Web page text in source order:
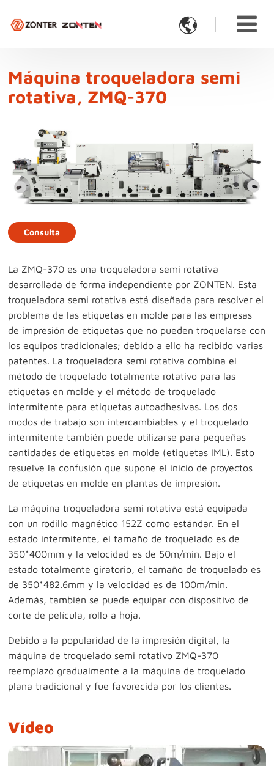

Máquina troqueladora semi
rotativa, ZMQ-370
Consulta
La ZMQ-370 es una troqueladora semi rotativa
desarrollada de forma independiente por ZONTEN. Esta
troqueladora semi rotativa está diseñada para resolver el
problema de las etiquetas en molde para las empresas
de impresión de etiquetas que no pueden troquelarse con
los equipos tradicionales; debido a ello ha recibido varias
patentes. La troqueladora semi rotativa combina el
método de troquelado totalmente rotativo para las
etiquetas en molde y el método de troquelado
intermitente para etiquetas autoadhesivas. Los dos
modos de trabajo son intercambiables y el troquelado
intermitente también puede utilizarse para pequeñas
cantidades de etiquetas en molde (etiquetas IML). Esto
resuelve la confusión que supone el inicio de proyectos
de etiquetas en molde en plantas de impresión.
La máquina troqueladora semi rotativa está equipada
con un rodillo magnético 152Z como estándar. En el
estado intermitente, el tamaño de troquelado es de
350*400mm y la velocidad es de 50m/min. Bajo el
estado totalmente giratorio, el tamaño de troquelado es
de 350*482.6mm y la velocidad es de 100m/min.
Además, también se puede equipar con dispositivo de
corte de película, rollo a hoja.
Debido a la popularidad de la impresión digital, la
máquina de troquelado semi rotativo ZMQ-370
reemplazó gradualmente a la máquina de troquelado
plana tradicional y fue favorecida por los clientes.
Vídeo